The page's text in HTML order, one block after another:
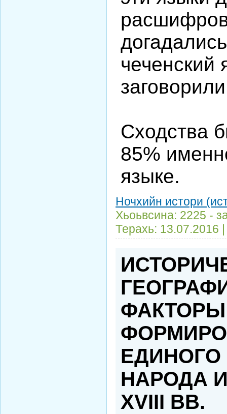
чеченский
Сходства
85%
языке.
Ночхийн истори
Хьоьвсина: 2225 -
Терахь: 13.07.2016
ФАКТОРЫ
ЕДИНОГО
НАРОДА
XVIII ВВ.